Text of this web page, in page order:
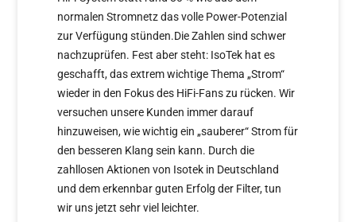
normalen Stromnetz das volle Power-Potenzial
zur Verfügung stünden.Die Zahlen sind schwer
nachzuprüfen. Fest aber steht: IsoTek hat es
geschafft, das extrem wichtige Thema „Strom“
wieder in den Fokus des HiFi-Fans zu rücken. Wir
versuchen unsere Kunden immer darauf
hinzuweisen, wie wichtig ein „sauberer“ Strom für
den besseren Klang sein kann. Durch die
zahllosen Aktionen von Isotek in Deutschland
und dem erkennbar guten Erfolg der Filter, tun
wir uns jetzt sehr viel leichter.